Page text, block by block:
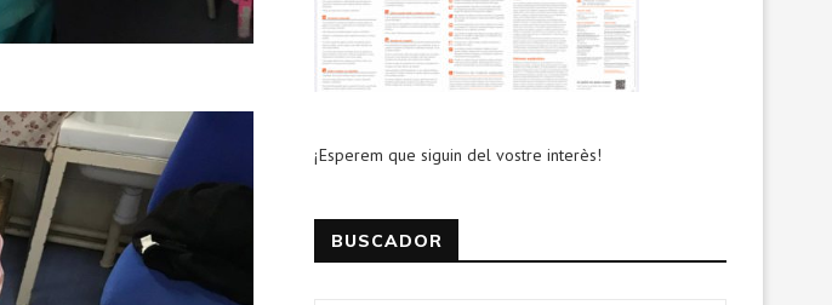
¡Esperem que siguin del vostre interès!
BUSCADOR